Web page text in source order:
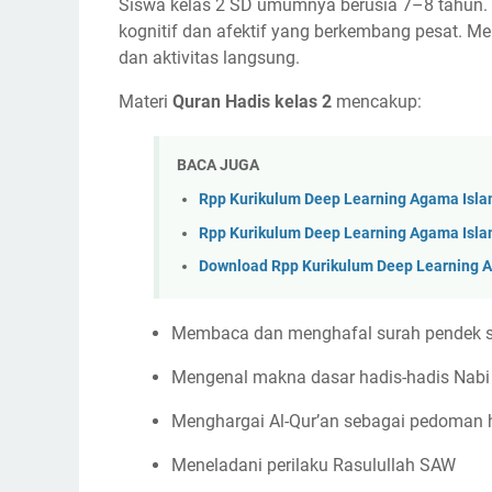
Siswa kelas 2 SD umumnya berusia 7–8
kognitif dan afektif yang berkembang pesat.
dan aktivitas langsung.
Materi Quran Hadis kelas 2 mencakup:
BACA JUGA
Rpp Kurikulum Deep Learning Agama
Rpp Kurikulum Deep Learning Agama
Download Rpp Kurikulum Deep Learning
Membaca dan menghafal surah pendek
Mengenal makna dasar hadis-hadis
Menghargai Al-Qur’an sebagai pedoman
Meneladani perilaku Rasulullah SAW